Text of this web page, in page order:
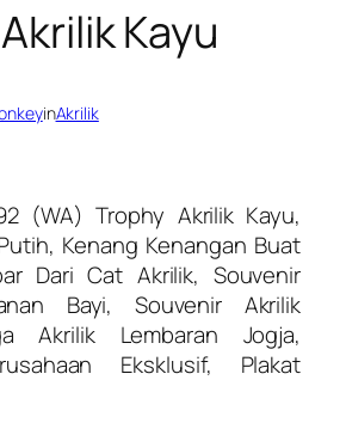
Kayu
inAkrilik
(WA) Trophy Akrilik Kayu,
Kenang Kenangan Buat
Dari Cat Akrilik, Souvenir
Bayi, Souvenir Akrilik
Akrilik Lembaran Jogja,
Eksklusif, Plakat